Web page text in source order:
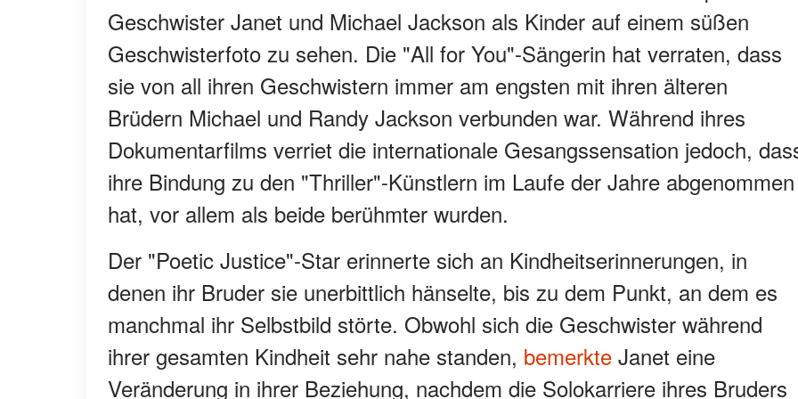
Geschwister Janet und Michael Jackson als Kinder auf einem süßen
Geschwisterfoto zu sehen. Die "All for You"-Sängerin hat verraten, dass
sie von all ihren Geschwistern immer am engsten mit ihren älteren
Brüdern Michael und Randy Jackson verbunden war. Während ihres
Dokumentarfilms verriet die internationale Gesangssensation jedoch,
ihre Bindung zu den "Thriller"-Künstlern im Laufe der Jahre abgenommen
hat, vor allem als beide berühmter wurden.
Der "Poetic Justice"-Star erinnerte sich an Kindheitserinnerungen, in
denen ihr Bruder sie unerbittlich hänselte, bis zu dem Punkt, an dem es
manchmal ihr Selbstbild störte. Obwohl sich die Geschwister während
ihrer gesamten Kindheit sehr nahe standen, bemerkte Janet eine
Veränderung in ihrer Beziehung, nachdem die Solokarriere ihres Bruders